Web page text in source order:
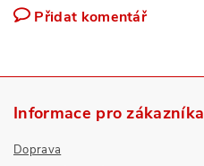
Přidat komentář
Informace pro zákazníka
Doprava